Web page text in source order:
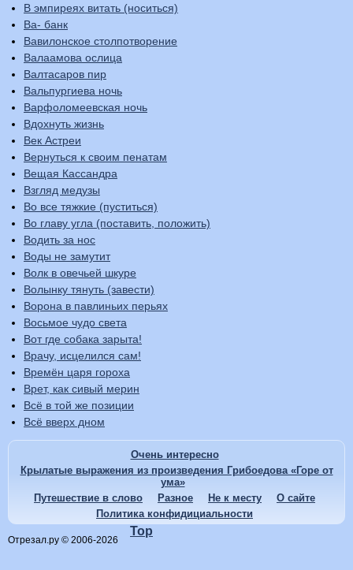
В эмпиреях витать (носиться)
Ва- банк
Вавилонское столпотворение
Валаамова ослица
Валтасаров пир
Вальпургиева ночь
Варфоломеевская ночь
Вдохнуть жизнь
Век Астреи
Вернуться к своим пенатам
Вещая Кассандра
Взгляд медузы
Во все тяжкие (пуститься)
Во главу угла (поставить, положить)
Водить за нос
Воды не замутит
Волк в овечьей шкуре
Волынку тянуть (завести)
Ворона в павлиньих перьях
Восьмое чудо света
Вот где собака зарыта!
Врачу, исцелился сам!
Времён царя гороха
Врет, как сивый мерин
Всё в той же позиции
Всё вверх дном
Очень интересно
Крылатые выражения из произведения Грибоедова «Горе от
ума»
Путешествие в слово
Разное Не к месту
О сайте
Политика конфидициальности
Отрезал.ру © 2006-2026
Top